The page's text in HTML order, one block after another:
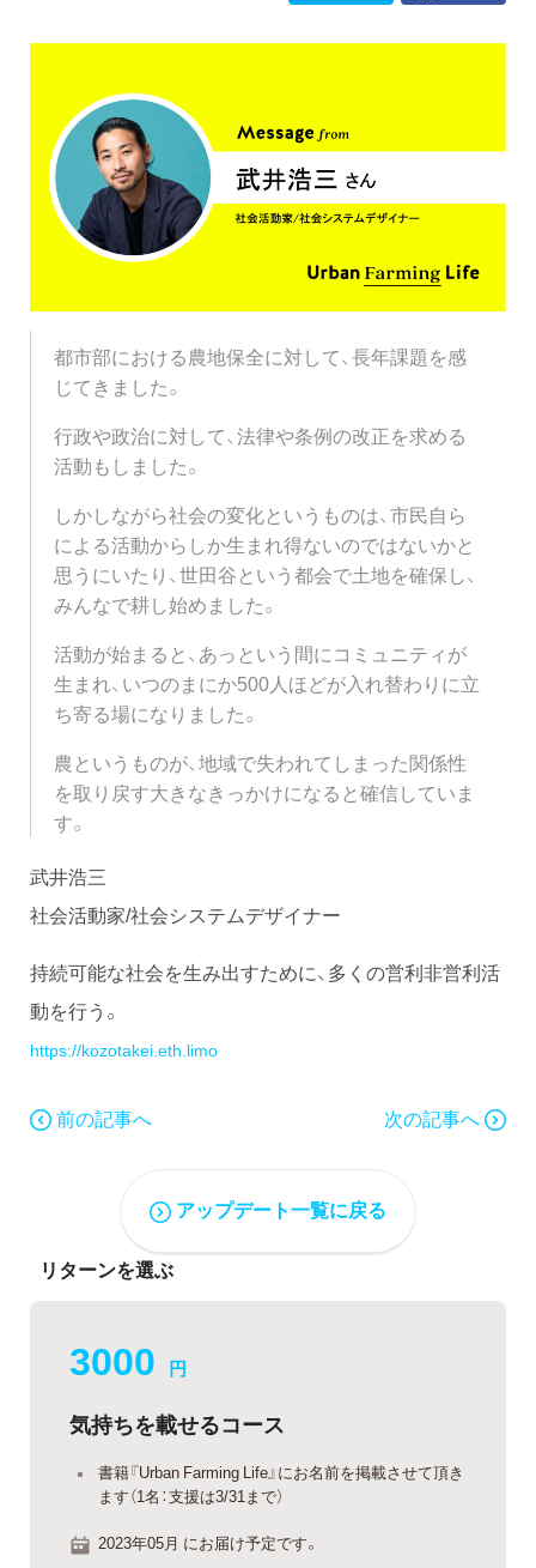
都市部における農地保全に対して、長年課題を感
じてきました。
行政や政治に対して、法律や条例の改正を求める
活動もしました。
しかしながら社会の変化というものは、市民自ら
による活動からしか生まれ得ないのではないかと
思うにいたり、世田谷という都会で土地を確保し、
みんなで耕し始めました。
活動が始まると、あっという間にコミュニティが
生まれ、いつのまにか500人ほどが入れ替わりに立
ち寄る場になりました。
農というものが、地域で失われてしまった関係性
を取り戻す大きなきっかけになると確信していま
す。
武井浩三
社会活動家/社会システムデザイナー
持続可能な社会を生み出すために、多くの営利非営利活
動を行う。
https://kozotakei.eth.limo
前の記事へ 次の記事へ
アップデート一覧に戻る
リターンを選ぶ
3000 円
気持ちを載せるコース
書籍『Urban Farming Life』にお名前を掲載させて頂き
ます（1名：支援は3/31まで）
2023年05月 にお届け予定です。